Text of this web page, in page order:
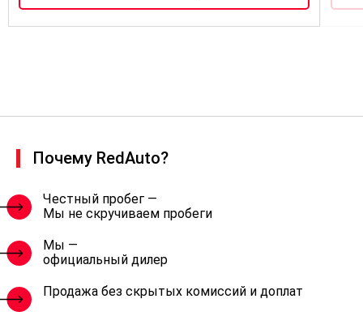
Почему RedAuto?
Честный пробег —
Мы не скручиваем пробеги
Мы —
официальный дилер
Продажа без скрытых комиссий и доплат